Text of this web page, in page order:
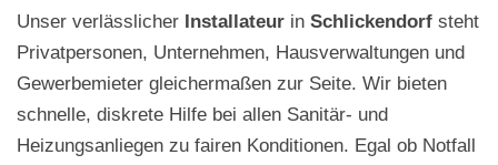
Unser verlässlicher Installateur in Schlickendorf steht
Privatpersonen, Unternehmen, Hausverwaltungen und
Gewerbemieter gleichermaßen zur Seite. Wir bieten
schnelle, diskrete Hilfe bei allen Sanitär- und
Heizungsanliegen zu fairen Konditionen. Egal ob Notfall